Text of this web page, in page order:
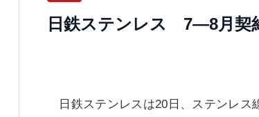
日鉄ステンレス 7―8月契
日鉄ステンレスは20日、ステンレ